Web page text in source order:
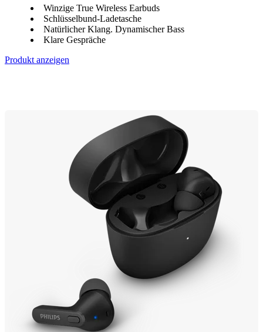
Winzige True Wireless Earbuds
Schlüsselbund-Ladetasche
Natürlicher Klang. Dynamischer Bass
Klare Gespräche
Produkt anzeigen